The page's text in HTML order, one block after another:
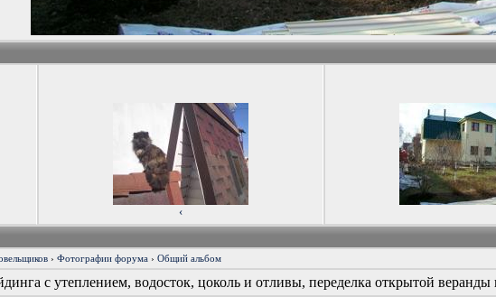
‹
›Фотографии форума ›Общий альбом
с утеплением, водосток, цоколь и отливы, переделка открытой веранды